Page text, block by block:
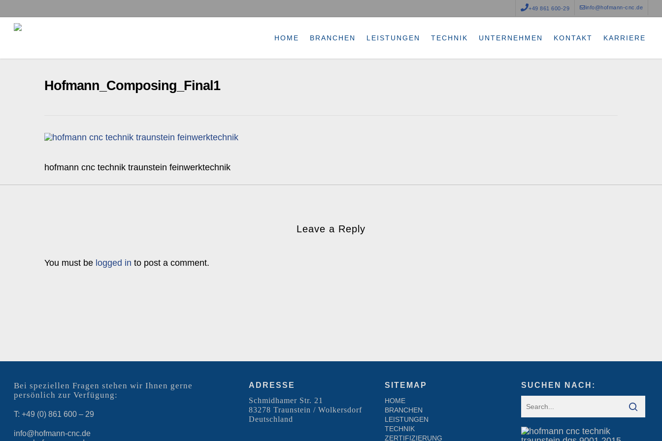
main
content
+49 861 600-29 info@hofmann-cnc.de
HOME BRANCHEN LEISTUNGEN TECHNIK UNTERNEHMEN KONTAKT KARRIERE
Hofmann_Composing_Final1
hofmann cnc technik traunstein feinwerktechnik
Leave a Reply
You must be logged in to post a comment.
Bei speziellen Fragen stehen wir Ihnen gerne
persönlich zur Verfügung:
T: +49 (0) 861 600 – 29
info@hofmann-cnc.de
ADRESSE
Schmidhamer Str. 21
83278 Traunstein / Wolkersdorf
Deutschland
SITEMAP
HOME
BRANCHEN
LEISTUNGEN
TECHNIK
ZERTIFIZIERUNG
SUCHEN NACH: